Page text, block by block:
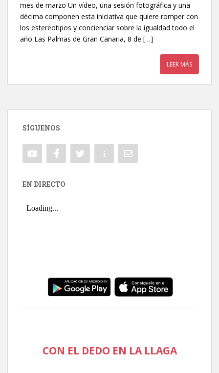
mes de marzo Un vídeo, una sesión fotográfica y una
décima componen esta iniciativa que quiere romper con
los estereotipos y concienciar sobre la igualdad todo el
año Las Palmas de Gran Canaria, 8 de […]
LEER MÁS
SÍGUENOS
EN DIRECTO
CON EL DEDO EN LA LLAGA